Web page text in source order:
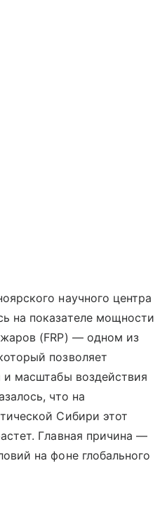
научного центра
на показателе мощности
(FRP) — одном из
позволяет
и масштабы воздействия
что на
Сибири этот
Главная причина —
на фоне глобального